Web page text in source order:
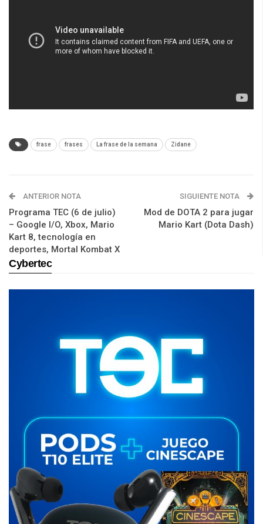
frase frases La frase de la semana Zidane
ANTERIOR NOTA
Programa TEC (6 de julio)
– Google I/O, Xbox, Mario
Kart 8, tecnología en
deportes, Mortal Kombat X
SIGUIENTE NOTA
Mod de DOTA 2 para jugar
Mario Kart (Dota Dash)
Cybertec